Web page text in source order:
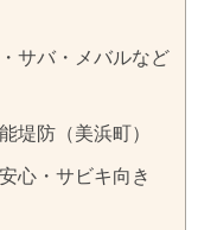
サバ・メバルなど
堤防（美浜町）
心・サビキ向き